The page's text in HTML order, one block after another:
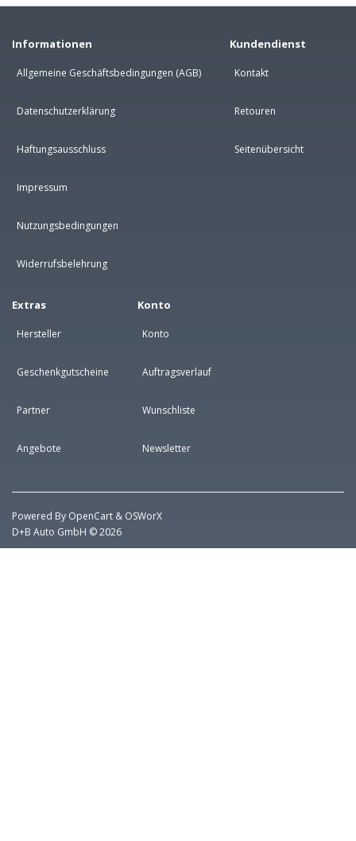
Informationen
Allgemeine Geschäftsbedingungen (AGB)
Datenschutzerklärung
Haftungsausschluss
Impressum
Nutzungsbedingungen
Widerrufsbelehrung
Kundendienst
Kontakt
Retouren
Seitenübersicht
Extras
Hersteller
Geschenkgutscheine
Partner
Angebote
Konto
Konto
Auftragsverlauf
Wunschliste
Newsletter
Powered By OpenCart & OSWorX
D+B Auto GmbH © 2026